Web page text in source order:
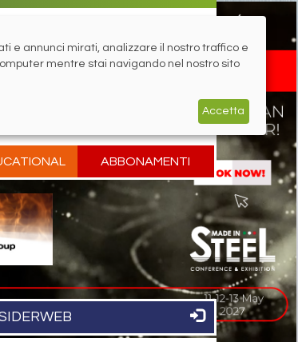
ABBONAMENTI
e annunci mirati, analizzare il nostro traffico e
mentre stai navigando nel nostro sito
Accetta